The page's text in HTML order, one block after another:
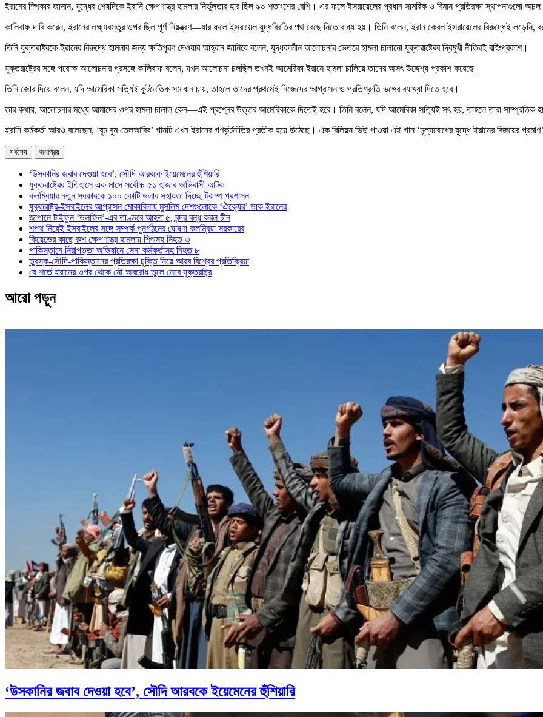
ইরানের স্পিকার জানান, যুদ্ধের শেষদিকে ইরানি ক্ষেপণাস্ত্র হামলার নির্ভুলতার হার ছিল ৯০ শতাংশের বেশি। এর ফলে ইসরায়েলের প্রধান সামরিক ও বিমান প্রতিরক্ষা স্থাপনাগুলো
কালিবাফ দাবি করেন, ইরানের লক্ষ্যবস্তুর ওপর ছিল পূর্ণ নিয়ন্ত্রণ—যার ফলে ইসরায়েল যুদ্ধবিরতির পথ বেছে নিতে বাধ্য হয়। তিনি বলেন, ইরান কেবল ইসরায়েলের বিরুদ্ধেই লড়েনি,
তিনি যুক্তরাষ্ট্রকে ইরানের বিরুদ্ধে হামলার জন্য ক্ষতিপূরণ দেওয়ার আহ্বান জানিয়ে বলেন, যুদ্ধকালীন আলোচনার ভেতরে হামলা চালানো যুক্তরাষ্ট্রের দ্বিমুখী নীতিরই বহিঃপ্রকাশ।
যুক্তরাষ্ট্রের সঙ্গে পরোক্ষ আলোচনার প্রসঙ্গে কালিবাফ বলেন, যখন আলোচনা চলছিল তখনই আমেরিকা ইরানে হামলা চালিয়ে তাদের অসৎ উদ্দেশ্য প্রকাশ করেছে।
তিনি জোর দিয়ে বলেন, যদি আমেরিকা সত্যিই কূটনৈতিক সমাধান চায়, তাহলে তাদের প্রথমেই নিজেদের আগ্রাসন ও প্রতিশ্রুতি ভঙ্গের ব্যাখ্যা দিতে হবে।
তার কথায়, আলোচনার মধ্যে আমাদের ওপর হামলা চালাল কেন—এই প্রশ্নের উত্তর আমেরিকাকে দিতেই হবে। তিনি বলেন, যদি আমেরিকা সত্যিই সৎ হয়, তাহলে তারা সাম্প্রতিক
ইরানি কর্মকর্তা আরও বলেছেন, ‘বুম বুম তেলআবিব’ গানটি এখন ইরানের গণকূটনীতির প্রতীক হয়ে উঠেছে। এক বিলিয়ন ভিউ পাওয়া এই গান ‘মূল্যবোধের যুদ্ধে ইরানের বিজয়ের
সর্বশেষ জনপ্রিয়
‘উসকানির জবাব দেওয়া হবে’, সৌদি আরবকে ইয়েমেনের হুঁশিয়ারি
যুক্তরাষ্ট্রের ইতিহাসে এক মাসে সর্বোচ্চ ৫১ হাজার অভিবাসী আটক
কলম্বিয়ার নতুন সরকারকে ১০০ কোটি ডলার সহায়তা দিচ্ছে ট্রাম্প প্রশাসন
যুক্তরাষ্ট্র-ইসরাইলের আগ্রাসন মোকাবিলায় মুসলিম দেশগুলোকে ‘ঐক্যের’ ডাক ইরানের
জাপানে টাইফুন ‘ডলফিন’-এর তাণ্ডবে আহত ৫, বন্দর বন্ধ করল চীন
শপথ নিয়েই ইসরাইলের সঙ্গে সম্পর্ক পুনর্গঠনের ঘোষণা কলম্বিয়া সরকারের
কিয়েভের কাছে রুশ ক্ষেপণাস্ত্র হামলায় শিশুসহ নিহত ৩
পাকিস্তানে নিরাপত্তা অভিযানে সেনা কর্মকর্তাসহ নিহত ৮
তুরস্ক-সৌদি-পাকিস্তানের প্রতিরক্ষা চুক্তি নিয়ে আরব বিশ্বের প্রতিক্রিয়া
যে শর্তে ইরানের ওপর থেকে নৌ অবরোধ তুলে নেবে যুক্তরাষ্ট্র
আরো পড়ুন
‘উসকানির জবাব দেওয়া হবে’, সৌদি আরবকে ইয়েমেনের হুঁশিয়ারি